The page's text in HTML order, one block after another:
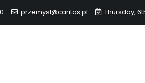
przemysl@caritas.pl Thursday,